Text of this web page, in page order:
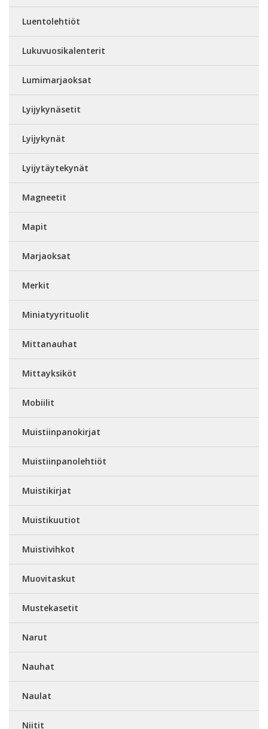
Luentolehtiöt
Lukuvuosikalenterit
Lumimarjaoksat
Lyijykynäsetit
Lyijykynät
Lyijytäytekynät
Magneetit
Mapit
Marjaoksat
Merkit
Miniatyyrituolit
Mittanauhat
Mittayksiköt
Mobiilit
Muistiinpanokirjat
Muistiinpanolehtiöt
Muistikirjat
Muistikuutiot
Muistivihkot
Muovitaskut
Mustekasetit
Narut
Nauhat
Naulat
Niitit